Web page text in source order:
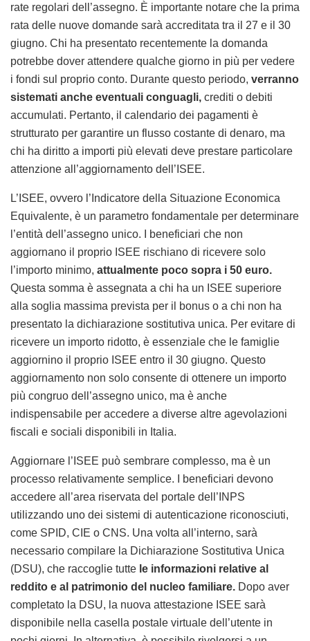
rate regolari dell’assegno. È importante notare che la prima
rata delle nuove domande sarà accreditata tra il 27 e il 30
giugno. Chi ha presentato recentemente la domanda
potrebbe dover attendere qualche giorno in più per vedere
i fondi sul proprio conto. Durante questo periodo, verranno
sistemati anche eventuali conguagli, crediti o debiti
accumulati. Pertanto, il calendario dei pagamenti è
strutturato per garantire un flusso costante di denaro, ma
chi ha diritto a importi più elevati deve prestare particolare
attenzione all’aggiornamento dell’ISEE.
L’ISEE, ovvero l’Indicatore della Situazione Economica
Equivalente, è un parametro fondamentale per determinare
l’entità dell’assegno unico. I beneficiari che non
aggiornano il proprio ISEE rischiano di ricevere solo
l’importo minimo, attualmente poco sopra i 50 euro.
Questa somma è assegnata a chi ha un ISEE superiore
alla soglia massima prevista per il bonus o a chi non ha
presentato la dichiarazione sostitutiva unica. Per evitare di
ricevere un importo ridotto, è essenziale che le famiglie
aggiornino il proprio ISEE entro il 30 giugno. Questo
aggiornamento non solo consente di ottenere un importo
più congruo dell’assegno unico, ma è anche
indispensabile per accedere a diverse altre agevolazioni
fiscali e sociali disponibili in Italia.
Aggiornare l’ISEE può sembrare complesso, ma è un
processo relativamente semplice. I beneficiari devono
accedere all’area riservata del portale dell’INPS
utilizzando uno dei sistemi di autenticazione riconosciuti,
come SPID, CIE o CNS. Una volta all’interno, sarà
necessario compilare la Dichiarazione Sostitutiva Unica
(DSU), che raccoglie tutte le informazioni relative al
reddito e al patrimonio del nucleo familiare. Dopo aver
completato la DSU, la nuova attestazione ISEE sarà
disponibile nella casella postale virtuale dell’utente in